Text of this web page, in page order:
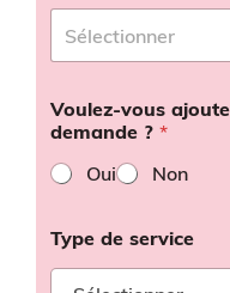
Voulez-vous
demande ? *
Oui
Non
Type de service